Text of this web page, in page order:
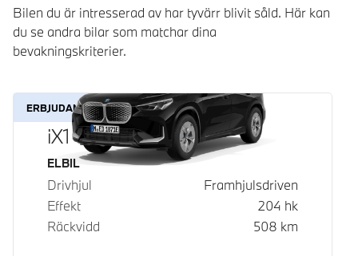
Bilen du är intresserad av har tyvärr blivit såld. Här kan
du se andra bilar som matchar dina
bevakningskriterier.
ERBJUDANDE
iX1 eDrive20
Bränsle
ELBIL
Drivhjul
Framhjulsdriven
Effekt
204 hk
Räckvidd
508 km